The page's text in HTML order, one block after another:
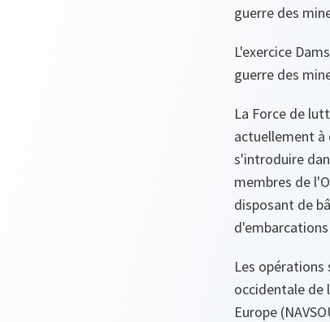
guerre des
L'exercice
guerre des
La Force de
actuellement à
s'introduire
membres de
disposant de
Les opérations
occidentale de
Europe